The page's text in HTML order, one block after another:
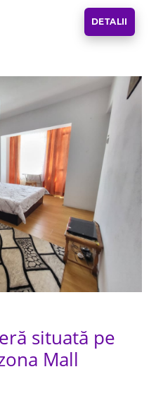
DETALII
situată pe
Mall